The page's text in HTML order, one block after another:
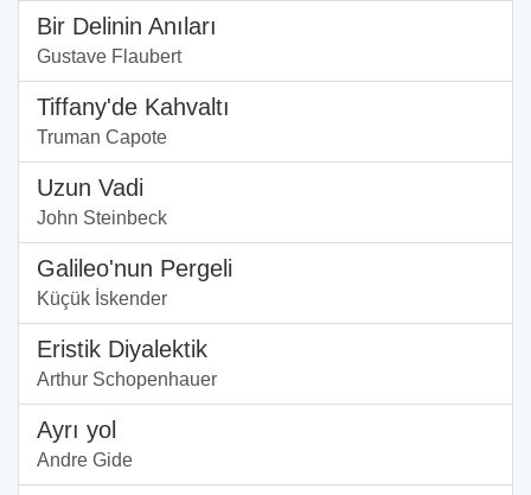
Bir Delinin Anıları
Gustave Flaubert
Tiffany'de Kahvaltı
Truman Capote
Uzun Vadi
John Steinbeck
Galileo'nun Pergeli
Küçük İskender
Eristik Diyalektik
Arthur Schopenhauer
Ayrı yol
Andre Gide